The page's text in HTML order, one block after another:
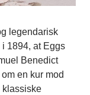
legendarisk
i 1894, at Eggs
Benedict
en kur mod